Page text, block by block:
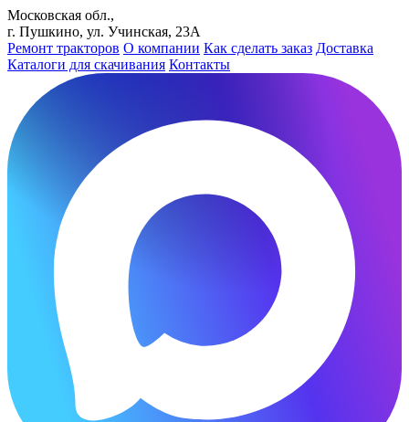
Московская обл.,
г. Пушкино, ул. Учинская, 23А
Ремонт тракторов О компании Как сделать заказ Доставка
Каталоги для скачивания Контакты